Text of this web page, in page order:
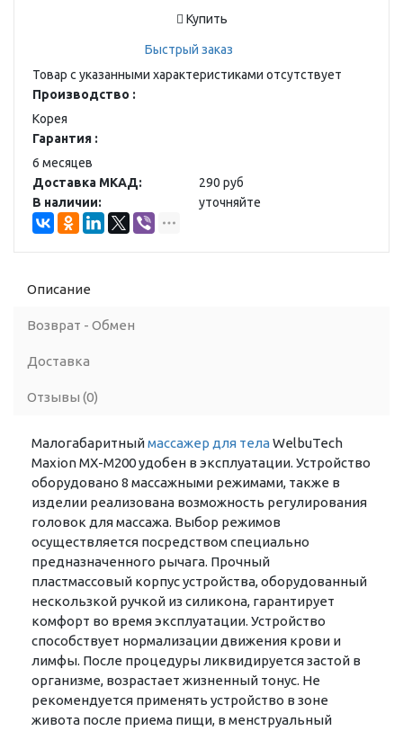
Купить
Быстрый заказ
Товар с указанными характеристиками отсутствует
Производство :
Корея
Гарантия :
6 месяцев
Доставка МКАД:
290 руб
В наличии:
уточняйте
Описание
Возврат - Обмен
Доставка
Отзывы (0)
Малогабаритныймассажер для телаWelbuTech
Maxion MX-M200 удобен в эксплуатации. Устройство
оборудовано 8 массажными режимами, также в
изделии реализована возможность регулирования
головок для массажа. Выбор режимов
осуществляется посредством специально
предназначенного рычага. Прочный
пластмассовый корпус устройства, оборудованный
нескользкой ручкой из силикона, гарантирует
комфорт во время эксплуатации. Устройство
способствует нормализации движения крови и
лимфы. После процедуры ликвидируется застой в
организме, возрастает жизненный тонус. Не
рекомендуется применять устройство в зоне
живота после приема пищи, в менструальный